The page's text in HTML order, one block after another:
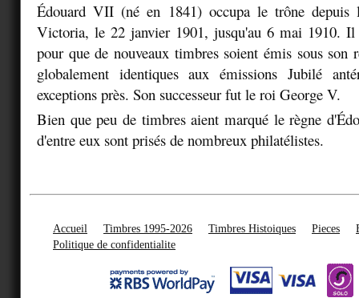
Édouard VII (né en 1841) occupa le trône
Victoria, le 22 janvier 1901, jusqu'au 6 mai 1910. Il
pour que de nouveaux timbres soient émis sous son
globalement identiques aux émissions Jubilé
exceptions près. Son successeur fut le roi George V.
Bien que peu de timbres aient marqué le règne
d'entre eux sont prisés de nombreux philatélistes.
Accueil Timbres 1995-2026 Timbres Histoiques Pieces
Politique de confidentialite